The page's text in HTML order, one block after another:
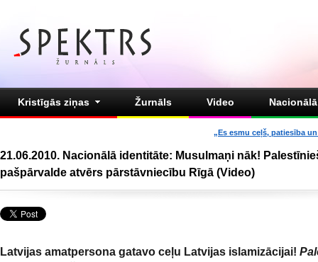
Kristīgās ziņas Žurnāls Video
„Es esmu ceļš, patiesība
21.06.2010. Nacionālā identitāte: Musulmaņi nāk!
pašpārvalde atvērs pārstāvniecību Rīgā (Video)
Latvijas amatpersona gatavo ceļu Latvijas islamizācijai!